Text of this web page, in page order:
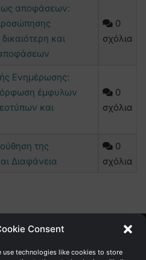
Consent
use technologies like cookies to store
αποφάσεων:
και
0
σχόλια
Ενημέρωσης:
έμφυλων
και
0
σχόλια
της
Διαφάνεια
0
σχόλια